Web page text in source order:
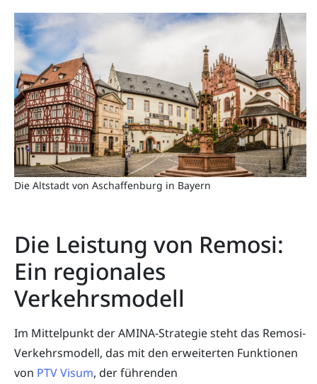
Die Altstadt von Aschaffenburg in Bayern
Die Leistung von Remosi:
Ein regionales
Verkehrsmodell
Im Mittelpunkt der AMINA-Strategie steht das Remosi-
Verkehrsmodell, das mit den erweiterten Funktionen
von PTV Visum, der führenden